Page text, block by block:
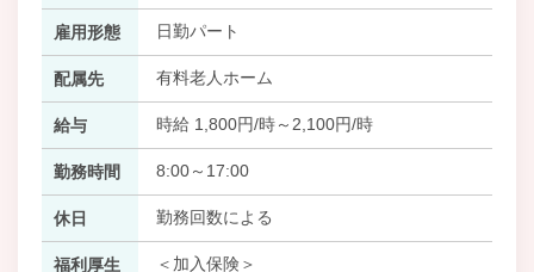
雇用形態 日勤パート
配属先 有料老人ホーム
給与 時給 1,800円/時～2,100円/時
勤務時間 8:00～17:00
休日 勤務回数による
福利厚生
＜加入保険＞